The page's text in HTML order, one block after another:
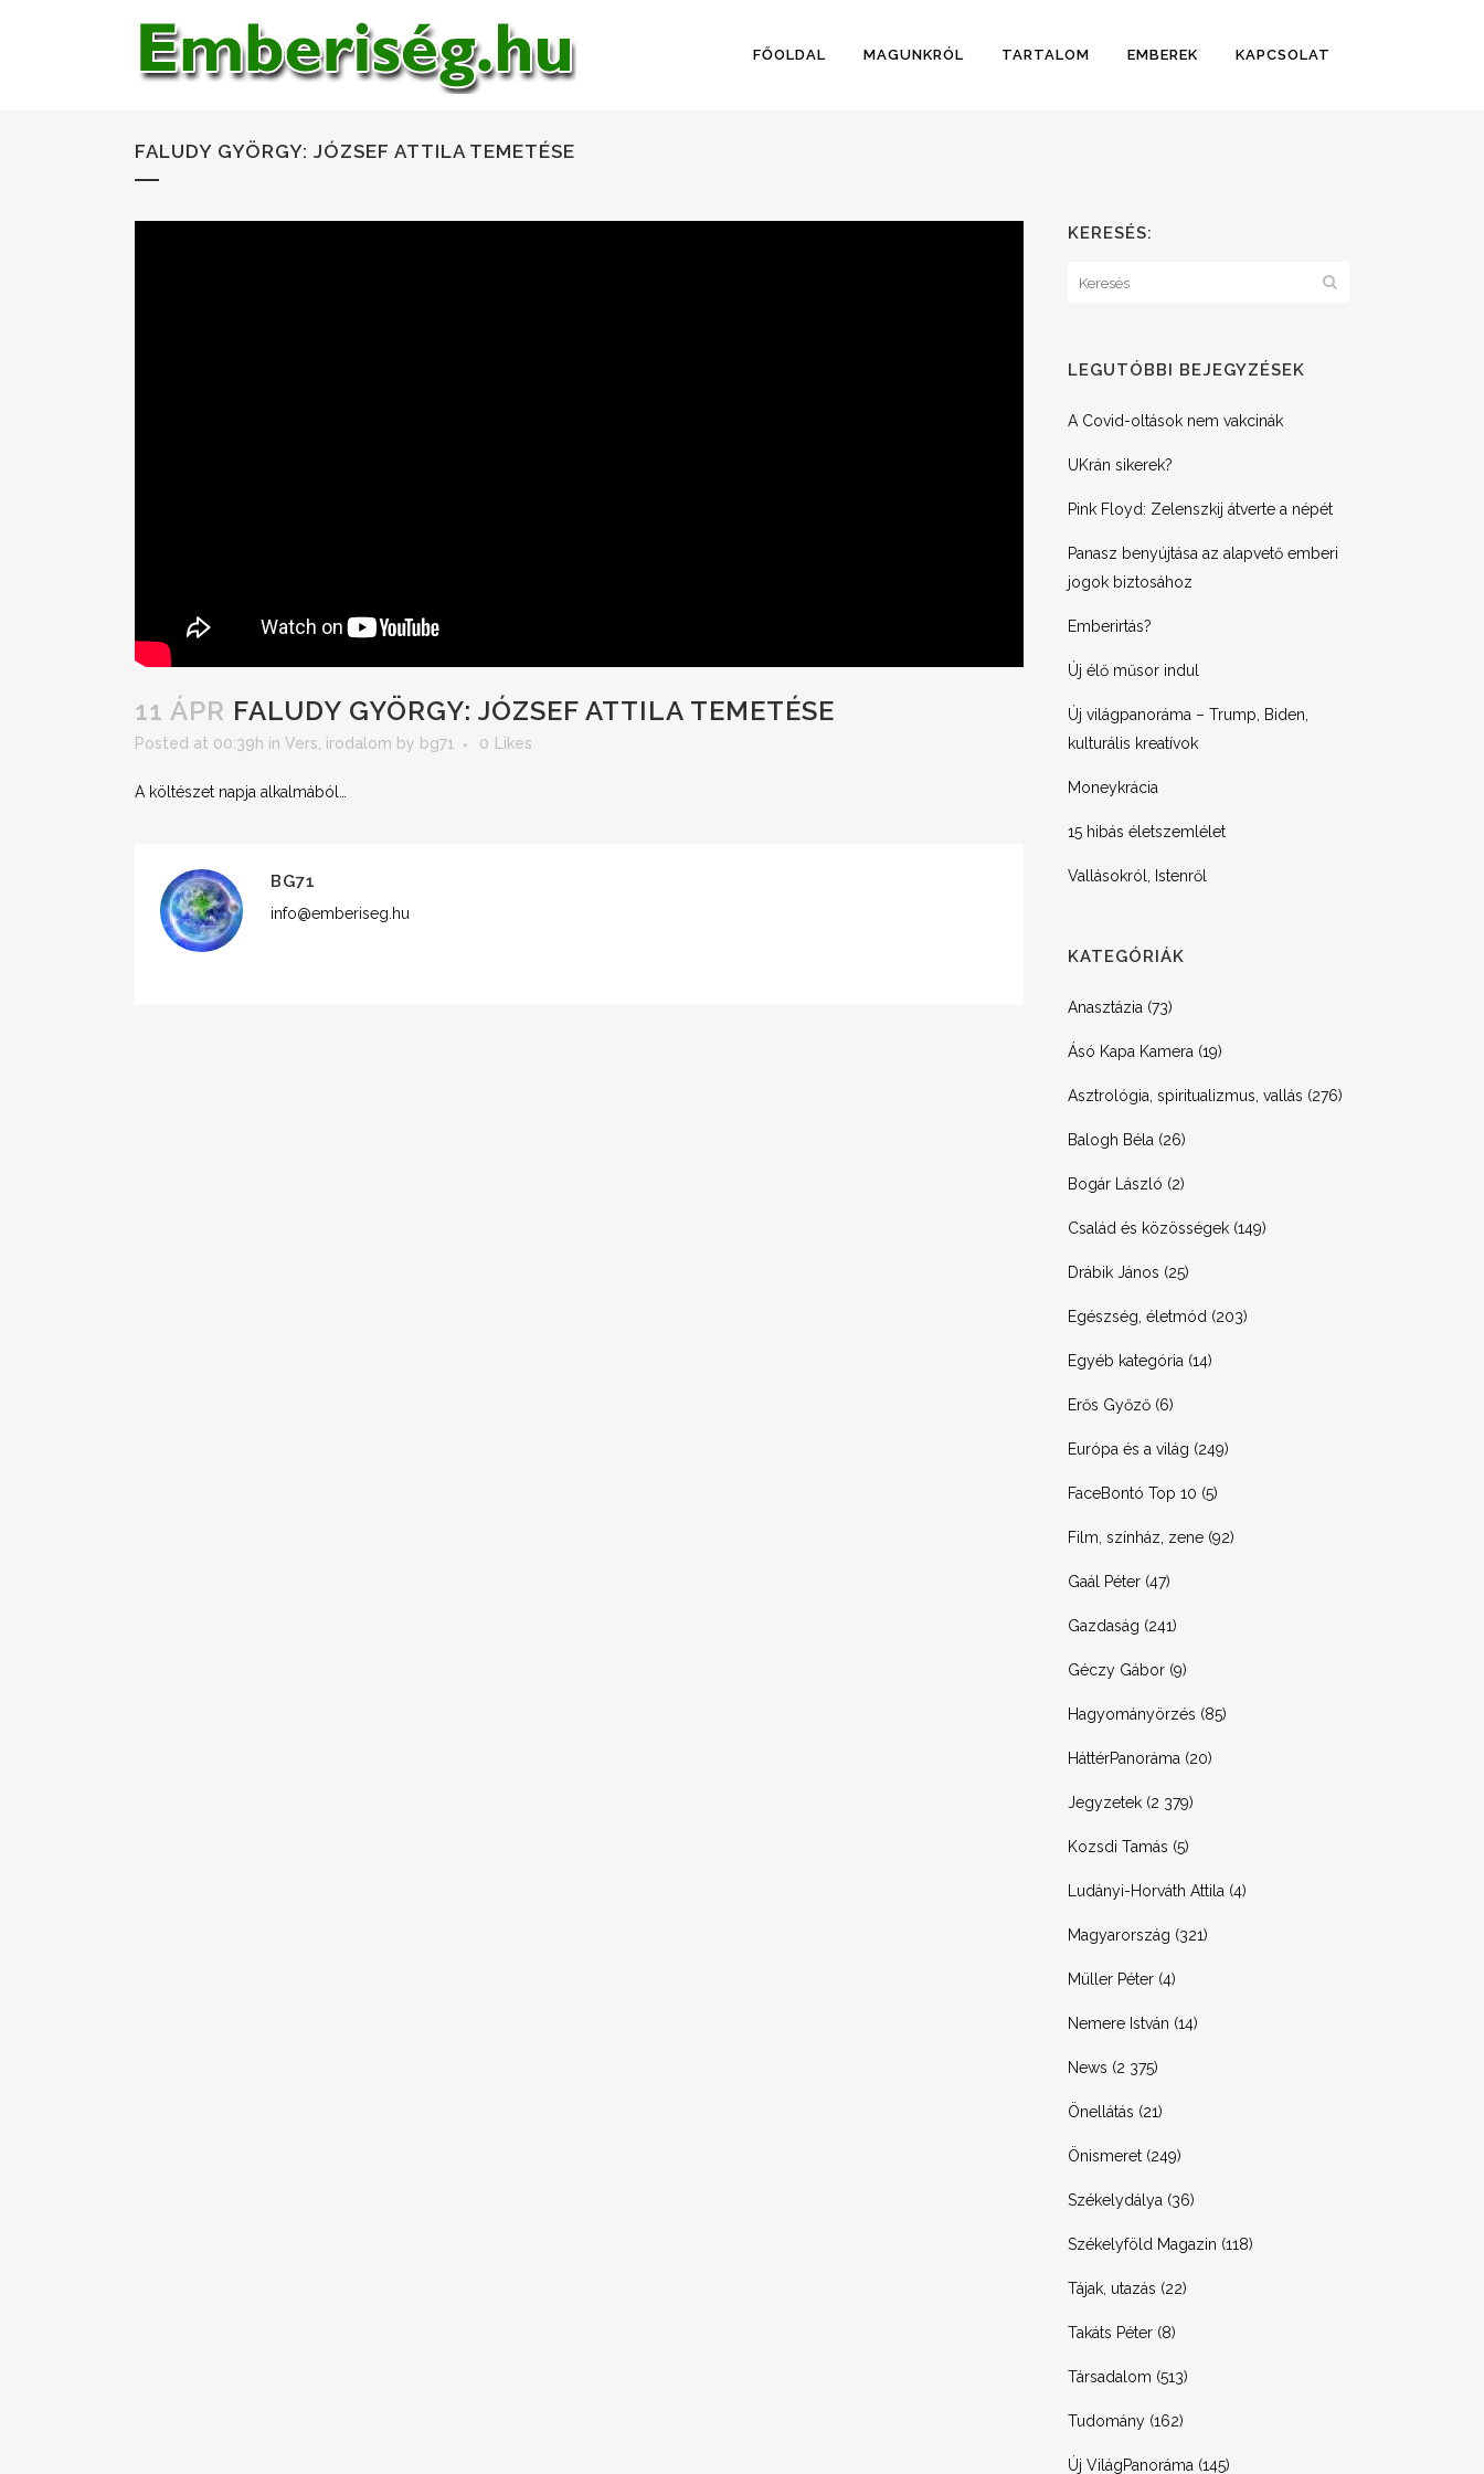
FŐOLDAL MAGUNKRÓL TARTALOM EMBEREK KAPCSOLAT
FALUDY GYÖRGY: JÓZSEF ATTILA TEMETÉSE
11 ÁPR FALUDY GYÖRGY: JÓZSEF ATTILA TEMETÉSE
Posted at 00:39h in Vers, irodalom by bg71 0 Likes
A költészet napja alkalmából…
BG71
info@emberiseg.hu
KERESÉS:
LEGUTÓBBI BEJEGYZÉSEK
A Covid-oltások nem vakcinák
UKrán sikerek?
Pink Floyd: Zelenszkij átverte a népét
Panasz benyújtása az alapvető emberi
jogok biztosához
Emberirtás?
Új élő műsor indul
Új világpanoráma – Trump, Biden,
kulturális kreatívok
Moneykrácia
15 hibás életszemlélet
Vallásokról, Istenről
KATEGÓRIÁK
Anasztázia (73)
Ásó Kapa Kamera (19)
Asztrológia, spiritualizmus, vallás (276)
Balogh Béla (26)
Bogár László (2)
Család és közösségek (149)
Drábik János (25)
Egészség, életmód (203)
Egyéb kategória (14)
Erős Győző (6)
Európa és a világ (249)
FaceBontó Top 10 (5)
Film, színház, zene (92)
Gaál Péter (47)
Gazdaság (241)
Géczy Gábor (9)
Hagyományörzés (85)
HáttérPanoráma (20)
Jegyzetek (2 379)
Kozsdi Tamás (5)
Ludányi-Horváth Attila (4)
Magyarország (321)
Müller Péter (4)
Nemere István (14)
News (2 375)
Önellátás (21)
Önismeret (249)
Székelydálya (36)
Székelyföld Magazin (118)
Tájak, utazás (22)
Takáts Péter (8)
Társadalom (513)
Tudomány (162)
Új VilágPanoráma (145)